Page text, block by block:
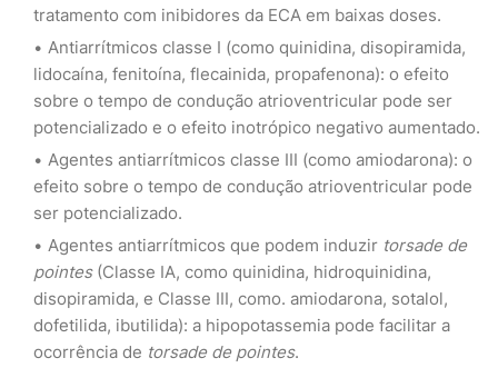
tratamento com inibidores da ECA em baixas doses.
Antiarrítmicos classe I (como quinidina, disopiramida,
lidocaína, fenitoína, flecainida, propafenona): o efeito
sobre o tempo de condução atrioventricular pode ser
potencializado e o efeito inotrópico negativo aumentado.
Agentes antiarrítmicos classe III (como amiodarona): o
efeito sobre o tempo de condução atrioventricular pode
ser potencializado.
Agentes antiarrítmicos que podem induzir torsade de
pointes(Classe IA, como quinidina, hidroquinidina,
disopiramida, e Classe III, como. amiodarona, sotalol,
dofetilida, ibutilida): a hipopotassemia pode facilitar a
ocorrência de torsade de pointes.